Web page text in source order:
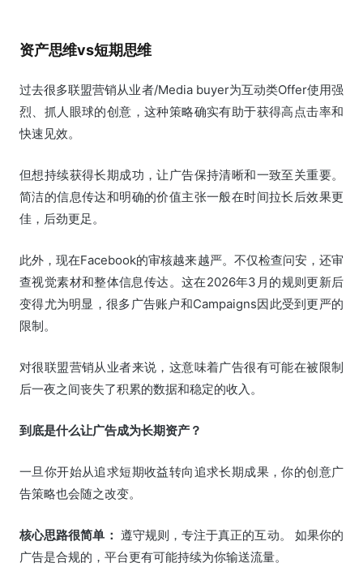
资产思维vs短期思维
过去很多联盟营销从业者/Media buyer为互动类Offer使用强
烈、抓人眼球的创意，这种策略确实有助于获得高点击率和
快速见效。
但想持续获得长期成功，让广告保持清晰和一致至关重要。
简洁的信息传达和明确的价值主张一般在时间拉长后效果更
佳，后劲更足。
此外，现在Facebook的审核越来越严。不仅检查问安，还审
查视觉素材和整体信息传达。这在2026年3月的规则更新后
变得尤为明显，很多广告账户和Campaigns因此受到更严的
限制。
对很联盟营销从业者来说，这意味着广告很有可能在被限制
后一夜之间丧失了积累的数据和稳定的收入。
到底是什么让广告成为长期资产？
一旦你开始从追求短期收益转向追求长期成果，你的创意广
告策略也会随之改变。
核心思路很简单： 遵守规则，专注于真正的互动。 如果你的
广告是合规的，平台更有可能持续为你输送流量。